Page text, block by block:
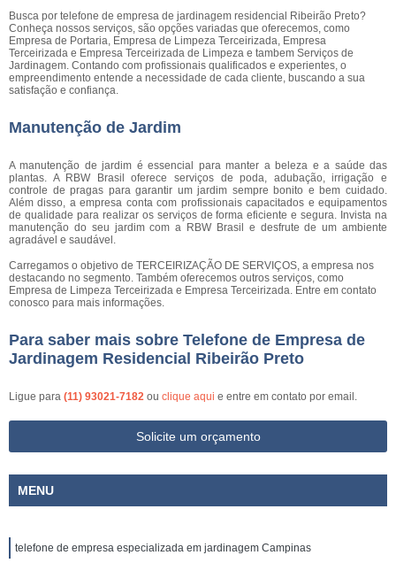
Busca por telefone de empresa de jardinagem residencial Ribeirão Preto?
Conheça nossos serviços, são opções variadas que oferecemos, como
Empresa de Portaria, Empresa de Limpeza Terceirizada, Empresa
Terceirizada e Empresa Terceirizada de Limpeza e tambem Serviços de
Jardinagem. Contando com profissionais qualificados e experientes, o
empreendimento entende a necessidade de cada cliente, buscando a sua
satisfação e confiança.
Manutenção de Jardim
A manutenção de jardim é essencial para manter a beleza e a saúde das
plantas. A RBW Brasil oferece serviços de poda, adubação, irrigação e
controle de pragas para garantir um jardim sempre bonito e bem cuidado.
Além disso, a empresa conta com profissionais capacitados e equipamentos
de qualidade para realizar os serviços de forma eficiente e segura. Invista na
manutenção do seu jardim com a RBW Brasil e desfrute de um ambiente
agradável e saudável.
Carregamos o objetivo de TERCEIRIZAÇÃO DE SERVIÇOS, a empresa nos
destacando no segmento. Também oferecemos outros serviços, como
Empresa de Limpeza Terceirizada e Empresa Terceirizada. Entre em contato
conosco para mais informações.
Para saber mais sobre Telefone de Empresa de
Jardinagem Residencial Ribeirão Preto
Ligue para (11) 93021-7182 ou clique aqui e entre em contato por email.
Solicite um orçamento
MENU
telefone de empresa especializada em jardinagem Campinas